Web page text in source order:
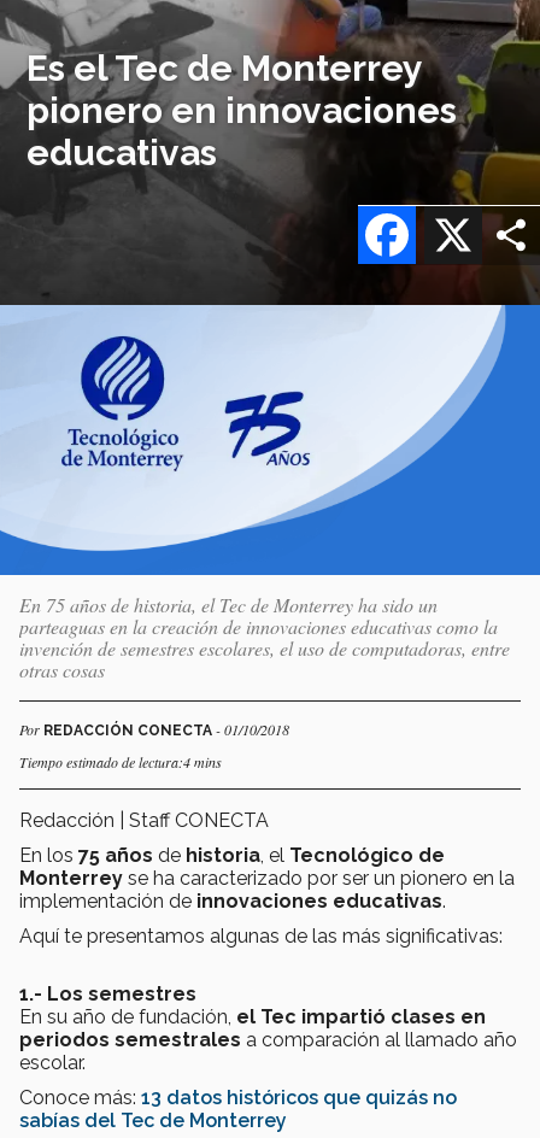
Es el Tec de Monterrey
pionero en innovaciones
educativas
X
Facebook
En 75 años de historia, el Tec de Monterrey ha sido un
parteaguas en la creación de innovaciones educativas como la
invención de semestres escolares, el uso de computadoras, entre
otras cosas
Por REDACCIÓN CONECTA - 01/10/2018
Tiempo estimado de lectura:4 mins
Redacción | Staff CONECTA
En los 75 años de historia , el Tecnológico de
Monterrey se ha caracterizado por ser un pionero en la
implementación de innovaciones educativas.
Aquí te presentamos algunas de las más significativas:
1.- Los semestres
En su año de fundación, el Tec impartió clases en
periodos semestrales a comparación al llamado año
escolar.
Conoce más: 13 datos históricos que quizás no
sabías del Tec de Monterrey